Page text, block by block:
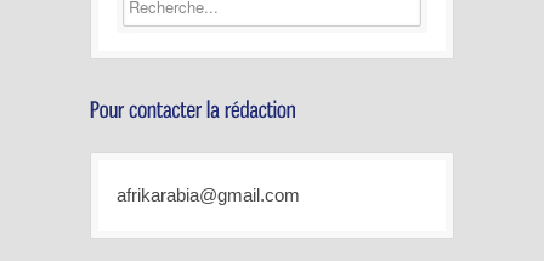
afrikarabia@gmail.com